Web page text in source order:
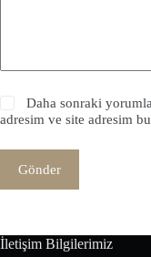
Daha sonraki
adresim ve site adresim
Gönder
İletişim Bilgilerimiz